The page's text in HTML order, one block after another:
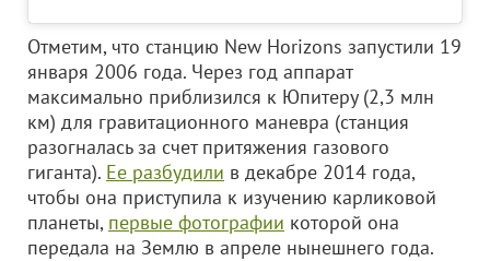
Отметим, что станцию New Horizons запустили 19
января 2006 года. Через год аппарат
максимально приблизился к Юпитеру (2,3 млн
км) для гравитационного маневра (станция
разогналась за счет притяжения газового
гиганта). Ее разбудили в декабре 2014 года,
чтобы она приступила к изучению карликовой
планеты, первые фотографии которой она
передала на Землю в апреле нынешнего года.